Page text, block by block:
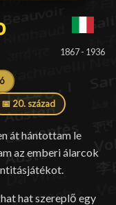
█
1867 - 1936
📅 20. század
át hántottam le
az emberi álarcok
hat szereplő egy